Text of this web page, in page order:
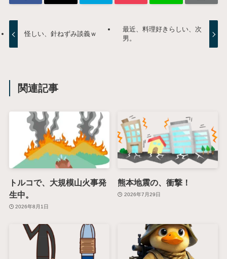
怪しい、針ねずみ談義ｗ
最近、料理好きらしい、次
男。
関連記事
トルコで、大規模山火事発
生中。
2026年8月1日
熊本地震の、衝撃！
2026年7月29日